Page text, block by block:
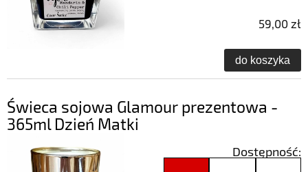
59,00 zł
do koszyka
Świeca sojowa Glamour prezentowa -
365ml Dzień Matki
Dostępność: